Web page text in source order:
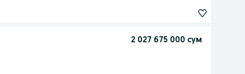
2 027 675 000 сум